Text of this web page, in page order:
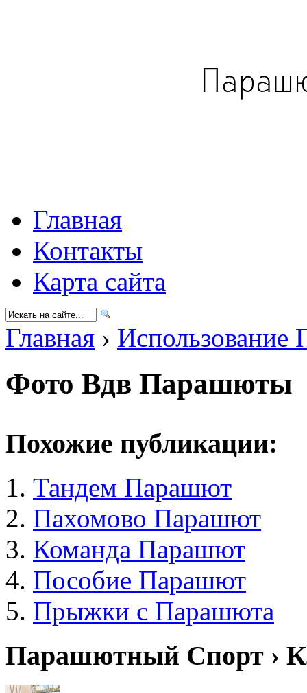
Главная
Контакты
Карта сайта
Главная › Использование
Фото Вдв Парашюты
Похожие публикации:
Тандем Парашют
Пахомово Парашют
Команда Парашют
Пособие Парашют
Прыжки с Парашюта
Парашютный Спорт ›